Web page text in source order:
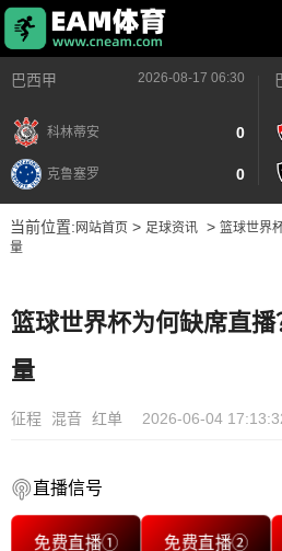
巴西甲 2026-08-17 06:30
科林蒂安 0
克鲁塞罗 0
当前位置: 网站首页> 足球资讯> 篮球世界
量
篮球世界杯为何缺席直
量
征程 混音 红单 2026-06-04
直播信号
免费直播① 免费直播②